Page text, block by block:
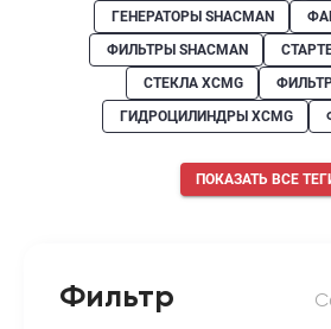
ГЕНЕРАТОРЫ SHACMAN
ФИЛЬТРЫ SHACMAN
СТЕКЛА XCMG
ГИДРОЦИЛИНДРЫ XCMG
ПОКАЗАТЬ ВСЕ
Фильтр